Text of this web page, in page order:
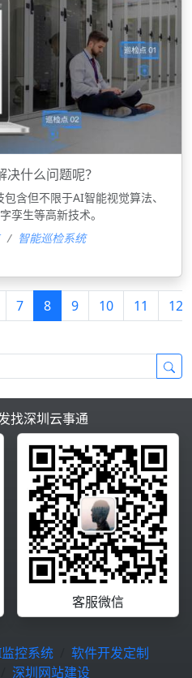
什么问题呢？
含但不限于AI智能视觉算法、
孪生等高新技术。
智能巡检系统
7 8 9 10 11 12
找深圳云事通
客服微信
控系统
软件开发定制
深圳网站建设